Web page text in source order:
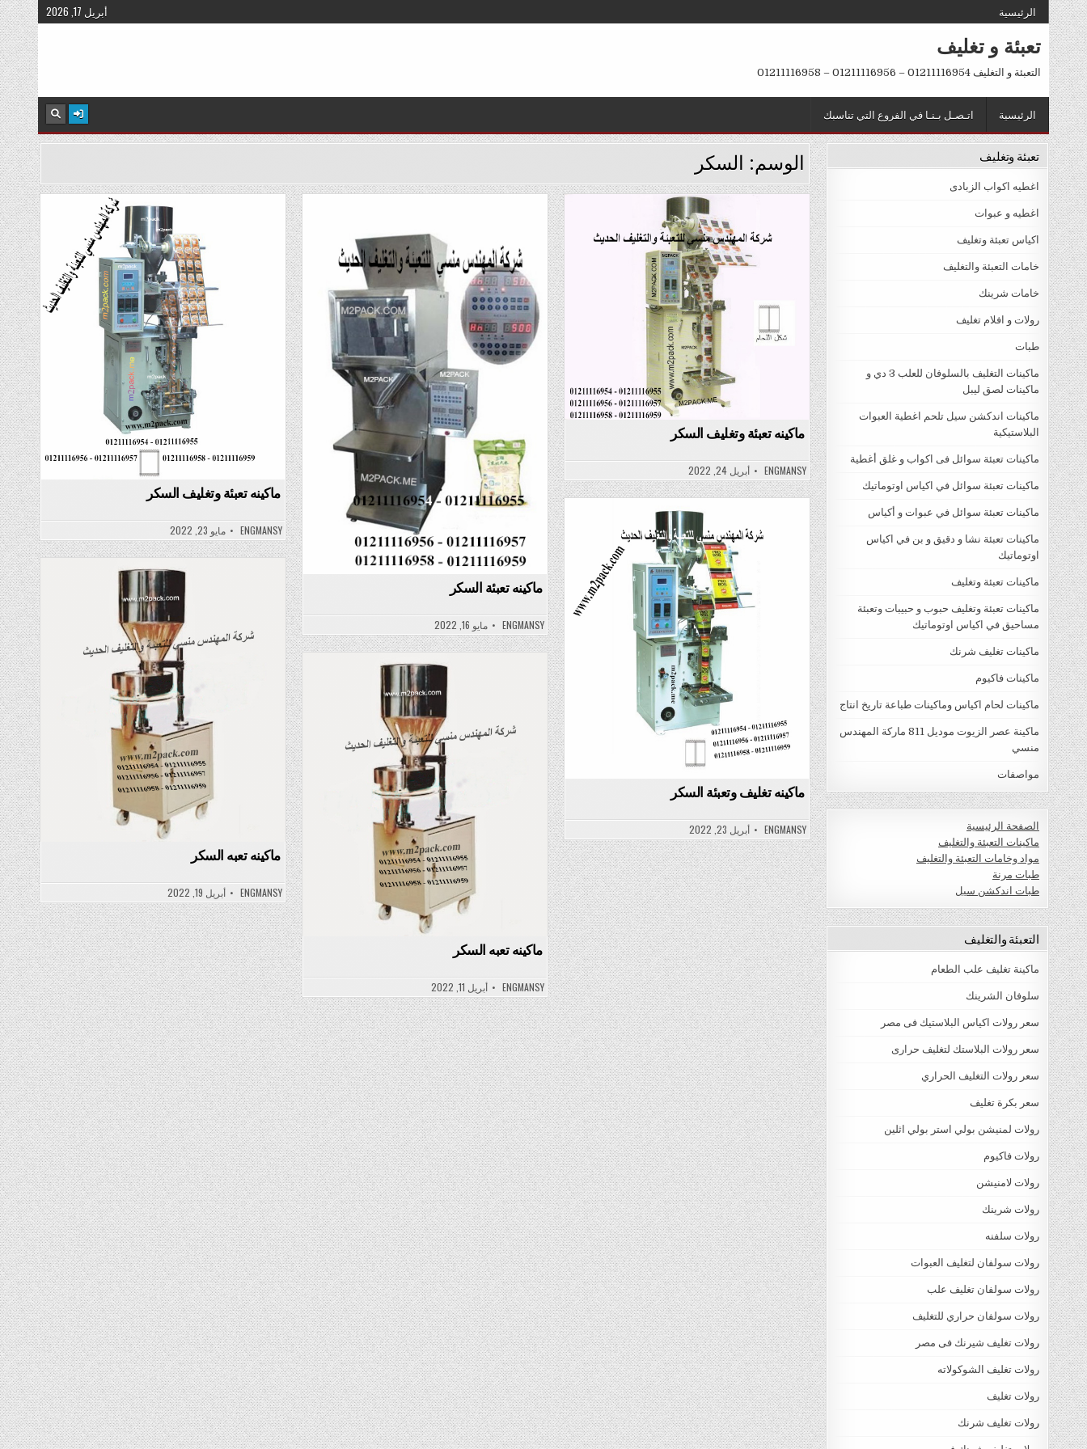
Skip
to
content
الرئيسية أبريل 17, 2026
تعبئة و تغليف
التعبئة و التغليف 01211116954 – 01211116956 – 01211116958
الرئيسية اتـصـل بـنـا في الفروع التي تناسبك
الوسم: السکر
ماكينه تعبئة وتغليف السکر
ENGMANSY مايو 23, 2022
ماكينه تعبئة السکر
ENGMANSY مايو 16, 2022
ماكينه تعبئة وتغليف السکر
ENGMANSY أبريل 24, 2022
ماكينه تغليف وتعبئة السکر
ENGMANSY أبريل 23, 2022
ماكينه تعبه السکر
ENGMANSY أبريل 19, 2022
ماكينه تعبه السکر
ENGMANSY أبريل 11, 2022
تعبئة وتغليف
اغطيه اكواب الزبادى
اغطيه و عبوات
اكياس تعبئة وتغليف
خامات التعبئة والتغليف
خامات شرينك
رولات و افلام تغليف
طبات
ماكينات التغليف بالسلوفان للعلب 3 دي و
ماكينات لصق ليبل
ماكينات اندكشن سيل تلحم اغطية العبوات
البلاستيكية
ماكينات تعبئة سوائل فى اكواب و غلق أغطية
ماكينات تعبئة سوائل في اكياس اوتوماتيك
ماكينات تعبئة سوائل في عبوات و أكياس
ماكينات تعبئة نشا و دقيق و بن في اكياس
اوتوماتيك
ماكينات تعبئة وتغليف
ماكينات تعبئة وتغليف حبوب و حبيبات وتعبئة
مساحيق في اكياس اوتوماتيك
ماكينات تغليف شرنك
ماكينات فاكيوم
ماكينات لحام اكياس وماكينات طباعة تاريخ انتاج
ماكينة عصر الزيوت موديل 811 ماركة المهندس
منسي
مواصفات
الصفحة الرئيسية
ماكينات التعبئة والتغليف
مواد وخامات التعبئة والتغليف
طبات مرنة
طبات اندكشن سيل
التعبئة والتغليف
ماكينة تغليف علب الطعام
سلوفان الشرينك
سعر رولات اكياس البلاستيك فى مصر
سعر رولات البلاستك لتغليف حرارى
سعر رولات التغليف الحراري
سعر بكرة تغليف
رولات لمنيشن بولي استر بولي اثلين
رولات فاكيوم
رولات لامنيشن
رولات شرينك
رولات سلفنه
رولات سولفان لتغليف العبوات
رولات سولفان تغليف علب
رولات سولفان حراري للتغليف
رولات تغليف شيرنك فى مصر
رولات تغليف الشوكولاته
رولات تغليف
رولات تغليف شرنك